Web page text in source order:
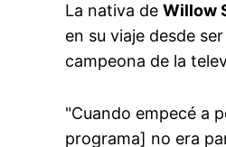
La nativa de Willow
en su viaje desde
campeona de la
"Cuando empecé a
programa] no era